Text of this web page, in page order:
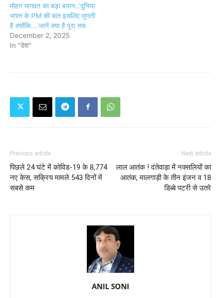
मोहन भागवत का बड़ा बयान..‘दुनिया
भारत के PM की बात इसलिए सुनती
है क्योंकि… जानें क्या है पूरा सच
December 2, 2025
In "देश"
Previous article
पिछले 24 घंटे में कोविड-19 के 8,774
नए केस, सक्रिय मामले 543 दिनों में
सबसे कम
Next article
लाल आतंक ! दंतेवाड़ा में नक्सलियों का
आतंक, मालगाड़ी के तीन इंजन व 18
डिब्बे पटरी से उतरे
ANIL SONI